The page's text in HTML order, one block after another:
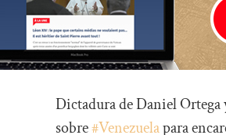
Dictadura de Daniel
sobre#Venezuelapara